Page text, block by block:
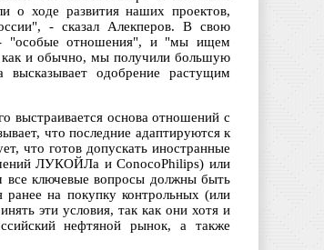
о ходе развития наших проектов,
- сказал Алекперов. В свою
- "особые отношения", и "мы ищем
как и обычно, мы получили большую
одобрение растущим
выстраивается основа отношений с
что последние адаптируются к
что готов допускать иностранные
ЛУКОЙЛа и ConocoPhilips) или
все ключевые вопросы должны быть
на покупку контрольных (или
эти условия, так как они хотя и
нефтяной рынок, а также